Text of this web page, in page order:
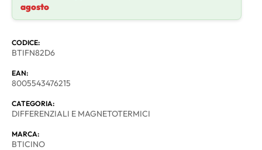
agosto
CODICE:
BTIFN82D6
EAN:
8005543476215
CATEGORIA:
DIFFERENZIALI E MAGNETOTERMICI
MARCA:
BTICINO